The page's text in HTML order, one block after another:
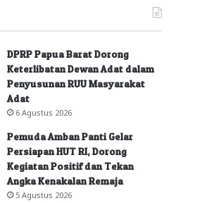
DPRP Papua Barat Dorong
Keterlibatan Dewan Adat dalam
Penyusunan RUU Masyarakat
Adat
6 Agustus 2026
Pemuda Amban Panti Gelar
Persiapan HUT RI, Dorong
Kegiatan Positif dan Tekan
Angka Kenakalan Remaja
5 Agustus 2026